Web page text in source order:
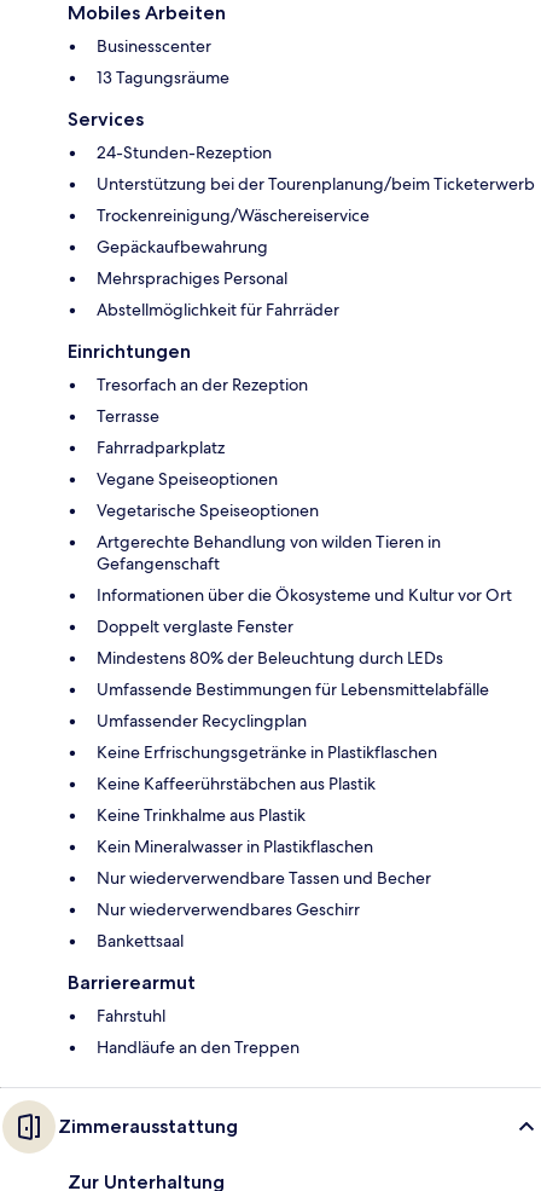
Mobiles Arbeiten
Businesscenter
13 Tagungsräume
Services
24-Stunden-Rezeption
Unterstützung bei der Tourenplanung/beim Ticketerwerb
Trockenreinigung/Wäschereiservice
Gepäckaufbewahrung
Mehrsprachiges Personal
Abstellmöglichkeit für Fahrräder
Einrichtungen
Tresorfach an der Rezeption
Terrasse
Fahrradparkplatz
Vegane Speiseoptionen
Vegetarische Speiseoptionen
Artgerechte Behandlung von wilden Tieren in
Gefangenschaft
Informationen über die Ökosysteme und Kultur vor Ort
Doppelt verglaste Fenster
Mindestens 80% der Beleuchtung durch LEDs
Umfassende Bestimmungen für Lebensmittelabfälle
Umfassender Recyclingplan
Keine Erfrischungsgetränke in Plastikflaschen
Keine Kaffeerührstäbchen aus Plastik
Keine Trinkhalme aus Plastik
Kein Mineralwasser in Plastikflaschen
Nur wiederverwendbare Tassen und Becher
Nur wiederverwendbares Geschirr
Bankettsaal
Barrierearmut
Fahrstuhl
Handläufe an den Treppen
Zimmerausstattung
Zur Unterhaltung